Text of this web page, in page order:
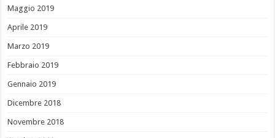
Maggio 2019
Aprile 2019
Marzo 2019
Febbraio 2019
Gennaio 2019
Dicembre 2018
Novembre 2018